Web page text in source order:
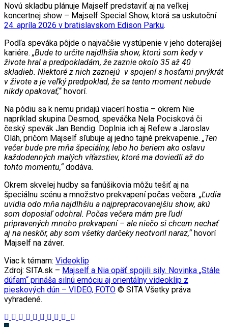
Novú skladbu plánuje Majself predstaviť aj na veľkej
koncertnej show – Majself Special Show, ktorá sa uskutoční
24. apríla 2026 v bratislavskom Edison Parku.
Podľa speváka pôjde o najväčšie vystúpenie v jeho doterajšej
kariére. „Bude to určite najdlhšia show, ktorú som kedy v
živote hral a predpokladám, že zaznie okolo 35 až 40
skladieb. Niektoré z nich zaznejú v spojení s hosťami prvýkrát
v živote a je veľký predpoklad, že sa tento moment nebude
nikdy opakovať,“ hovorí.
Na pódiu sa k nemu pridajú viacerí hostia – okrem Nie
napríklad skupina Desmod, speváčka Nela Pocisková či
český spevák Jan Bendig. Doplnia ich aj Refew a Jaroslav
Oláh, pričom Majself sľubuje aj jedno tajné prekvapenie. „Ten
večer bude pre mňa špeciálny, lebo ho beriem ako oslavu
každodenných malých víťazstiev, ktoré ma doviedli až do
tohto momentu,“dodáva.
Okrem skvelej hudby sa fanúšikovia môžu tešiť aj na
špeciálnu scénu a množstvo prekvapení počas večera. „Ľudia
uvidia odo mňa najdlhšiu a najprepracovanejšiu show, akú
som doposiaľ odohral. Počas večera mám pre ľudí
pripravených mnoho prekvapení – ale niečo si chcem nechať
aj na neskôr, aby som všetky darčeky neotvoril naraz,“hovorí
Majself na záver.
Viac k témam: Videoklip
Zdroj: SITA.sk – Majself a Nia opäť spojili sily. Novinka „Stále
dúfam“ prináša silnú emóciu aj orientálny videoklip z
pieskových dún – VIDEO, FOTO © SITA Všetky práva
vyhradené.